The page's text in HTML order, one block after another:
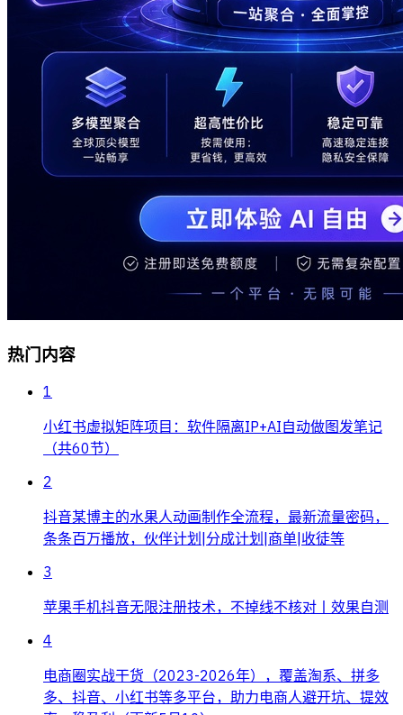
热门内容
1
小红书虚拟矩阵项目：软件隔离IP+AI自动做图发笔记
（共60节）
2
抖音某博主的水果人动画制作全流程，最新流量密码，
条条百万播放，伙伴计划|分成计划|商单|收徒等
3
苹果手机抖音无限注册技术，不掉线不核对丨效果自测
4
电商圈实战干货（2023-2026年），覆盖淘系、拼多
多、抖音、小红书等多平台，助力电商人避开坑、提效